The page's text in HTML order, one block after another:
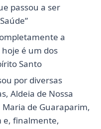
passou a ser
a
é um dos
Santo
por diversas
Aldeia de Nossa
de Guaraparim,
e, finalmente,